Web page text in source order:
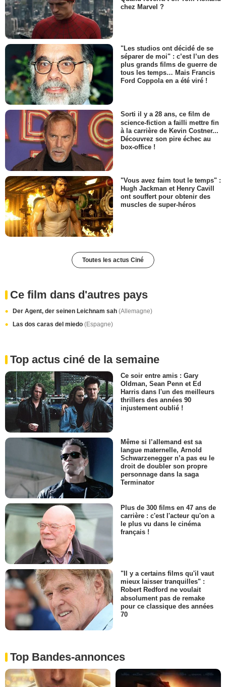
chez Marvel ?
"Les studios ont décidé de se
séparer de moi" : c’est l’un des
plus grands films de guerre de
tous les temps… Mais Francis
Ford Coppola en a été viré !
Sorti il y a 28 ans, ce film de
science-fiction a failli mettre fin
à la carrière de Kevin Costner...
Découvrez son pire échec au
box-office !
"Vous avez faim tout le temps" :
Hugh Jackman et Henry Cavill
ont souffert pour obtenir des
muscles de super-héros
Toutes les actus Ciné
Ce film dans d'autres pays
Der Agent, der seinen Leichnam sah (Allemagne)
Las dos caras del miedo (Espagne)
Top actus ciné de la semaine
Ce soir entre amis : Gary
Oldman, Sean Penn et Ed
Harris dans l'un des meilleurs
thrillers des années 90
injustement oublié !
Même si l’allemand est sa
langue maternelle, Arnold
Schwarzenegger n’a pas eu le
droit de doubler son propre
personnage dans la saga
Terminator
Plus de 300 films en 47 ans de
carrière : c'est l'acteur qu'on a
le plus vu dans le cinéma
français !
"Il y a certains films qu'il vaut
mieux laisser tranquilles" :
Robert Redford ne voulait
absolument pas de remake
pour ce classique des années
70
Top Bandes-annonces